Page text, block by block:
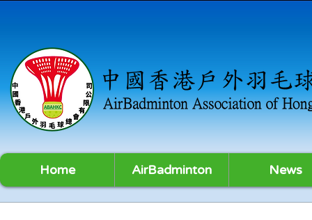
Home AirBadminton News